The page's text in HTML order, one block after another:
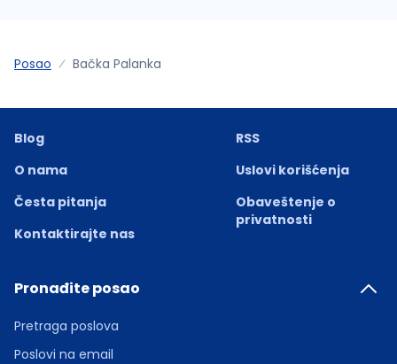
Posao Bačka Palanka
Blog
O nama
Česta pitanja
Kontaktirajte nas
RSS
Uslovi korišćenja
Obaveštenje o
privatnosti
Pronađite posao
Pretraga poslova
Poslovi na email